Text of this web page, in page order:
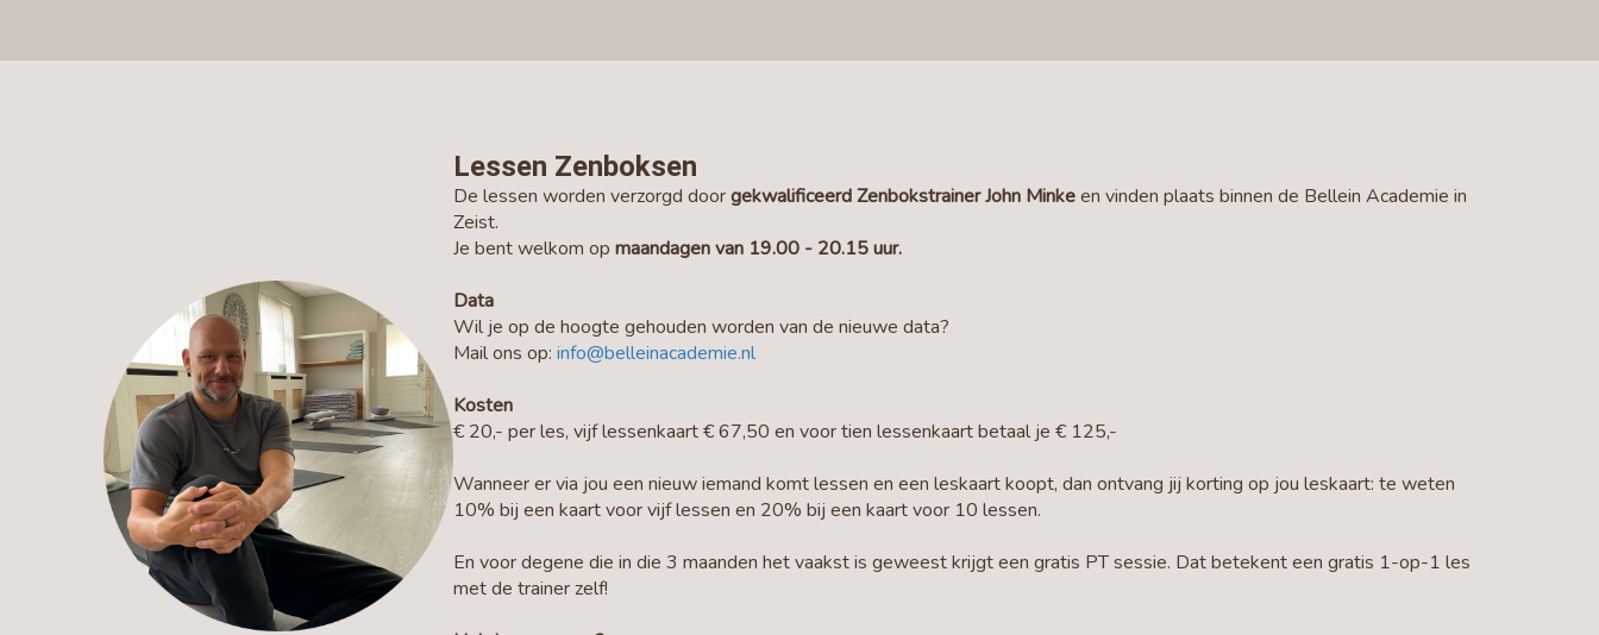
Lessen Zenboksen
De lessen worden verzorgd doorgekwalificeerd ZenbokstrainerJohn Minkeen vinden plaats binnen de Bellein Academie in
Zeist.
Je bent welkom opmaandagen van 19.00 - 20.15 uur.
Data
Wil je op de hoogte gehouden worden van de nieuwe data?
Mail ons op:info@belleinacademie.nl
Kosten
€ 20,- per les, vijf lessenkaart € 67,50 en voor tien lessenkaart betaal je € 125,-
Wanneer er via jou een nieuw iemand komt lessen en een leskaart koopt, dan ontvang jij korting op jou leskaart: te weten
10% bij een kaart voor vijf lessen en 20% bij een kaart voor 10 lessen.
En voor degene die in die 3 maanden het vaakst is geweest krijgt een gratis PT sessie. Dat betekent een gratis 1-op-1 les
met de trainer zelf!